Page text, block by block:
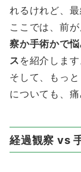
れるけれど、
ここでは、前
察か手術かで
ス を紹介します
そして、もっ
についても、
経過観察 vs